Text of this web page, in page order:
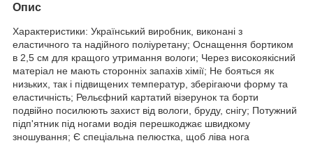
Опис
Характеристики: Український виробник, виконані з
еластичного та надійного поліуретану; Оснащення бортиком
в 2,5 см для кращого утримання вологи; Через високоякісний
матеріал не мають сторонніх запахів хімії; Не бояться як
низьких, так і підвищених температур, зберігаючи форму та
еластичність; Рельєфний картатий візерунок та борти
подвійно посилюють захист від вологи, бруду, снігу; Потужний
підп'ятник під ногами водія перешкоджає швидкому
зношування; Є спеціальна пелюстка, щоб ліва нога